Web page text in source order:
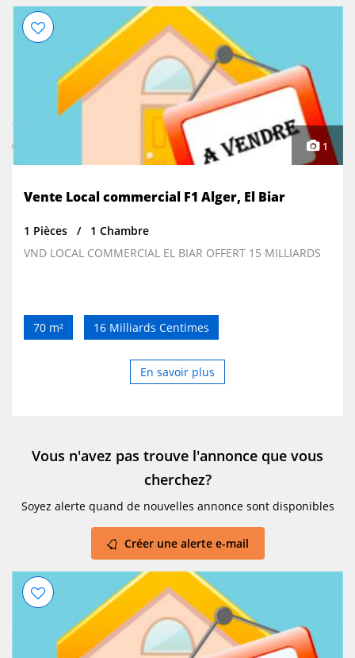
1
Vente Local commercial F1 Alger, El Biar
1 Pièces
1 Chambre
VND LOCAL COMMERCIAL EL BIAR OFFERT 15 MILLIARDS
70 m² 16 Milliards Centimes
En savoir plus
Vous n'avez pas trouve l'annonce que vous
cherchez?
Soyez alerte quand de nouvelles annonce sont disponibles
Créer une alerte e-mail